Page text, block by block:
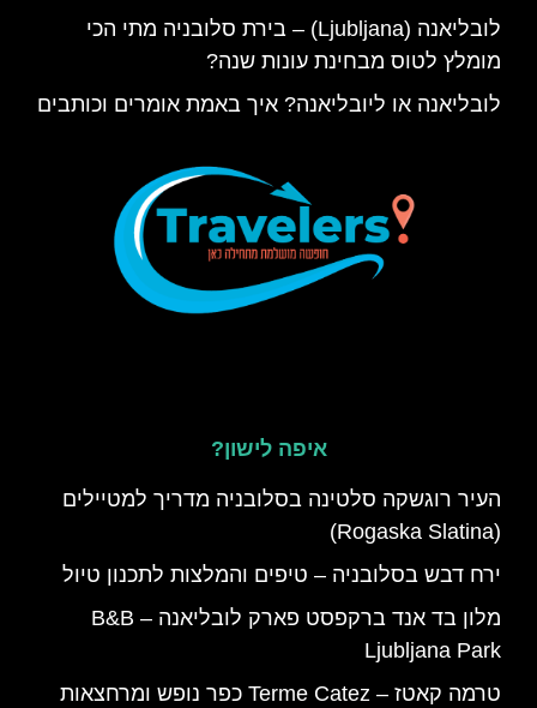
לובליאנה (Ljubljana) – בירת סלובניה מתי הכי
מומלץ לטוס מבחינת עונות שנה?
לובליאנה או ליובליאנה? איך באמת אומרים וכותבים
איפה לישון?
העיר רוגשקה סלטינה בסלובניה מדריך למטיילים
(Rogaska Slatina)
ירח דבש בסלובניה – טיפים והמלצות לתכנון טיול
מלון בד אנד ברקפסט פארק לובליאנה – B&B
Ljubljana Park
טרמה קאטז – Terme Catez כפר נופש ומרחצאות